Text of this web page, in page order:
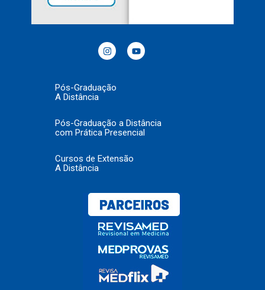
Pós-Graduação
A Distância
Pós-Graduação a Distância
com Prática Presencial
Cursos de Extensão
A Distância